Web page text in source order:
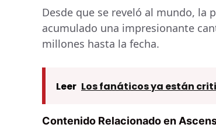
Desde que se reveló al mundo, la
acumulado una impresionante
millones hasta la fecha.
Leer Los fanáticos ya están
Contenido Relacionado en